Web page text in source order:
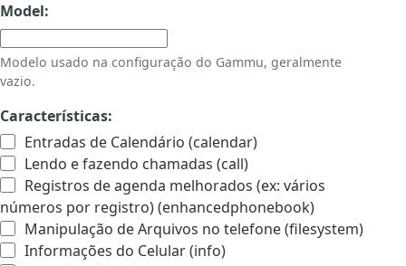
Model:
Modelo usado na configuração do Gammu, geralmente
vazio.
Características:
Entradas de Calendário (calendar)
Lendo e fazendo chamadas (call)
Registros de agenda melhorados (ex: vários
números por registro) (enhancedphonebook)
Manipulação de Arquivos no telefone (filesystem)
Informações do Celular (info)